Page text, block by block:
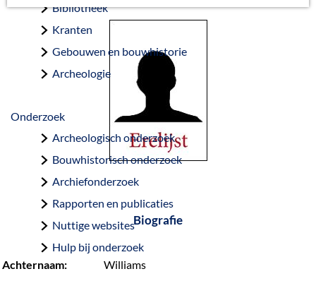
Bibliotheek
Kranten
Gebouwen en bouwhistorie
Archeologie
Onderzoek
Archeologisch onderzoek
Bouwhistorisch onderzoek
Archiefonderzoek
Rapporten en publicaties
Nuttige websites
Hulp bij onderzoek
Biografie
Achternaam:
Williams